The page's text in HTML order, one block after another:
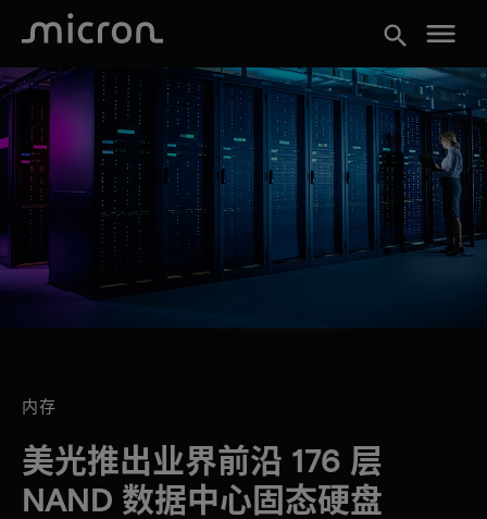
search menu
内存
美光推出业界前沿 176 层
NAND 数据中心固态硬盘